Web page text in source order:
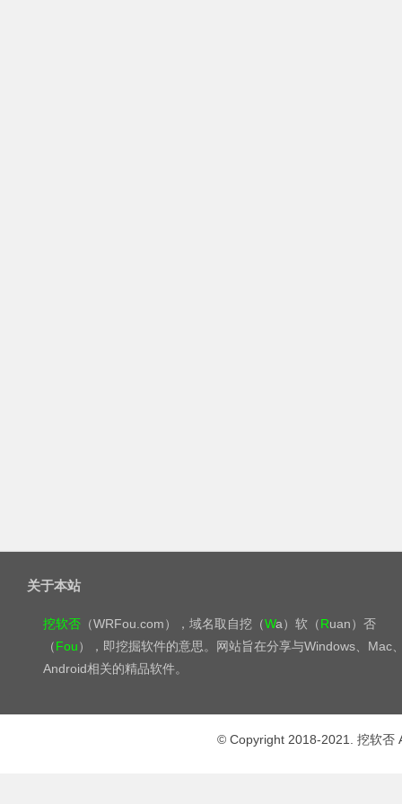
关于本站
挖软否（WRFou.com），域名取自挖（Wa）软（Ruan）否
（Fou），即挖掘软件的意思。网站旨在分享与Windows、Mac
Android相关的精品软件。
© Copyright 2018-2021. 挖软否